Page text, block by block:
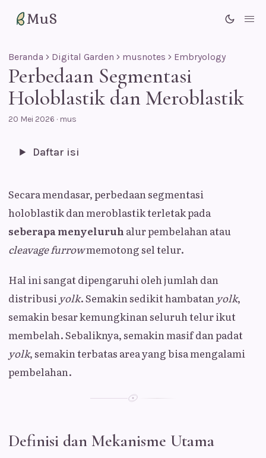
MuS
Beranda Digital Garden musnotes Embryology
Perbedaan Segmentasi
Holoblastik dan Meroblastik
20 Mei 2026 · mus
Daftar isi
Secara mendasar, perbedaan segmentasi
holoblastik dan meroblastik terletak pada
seberapa menyeluruh alur pembelahan atau
cleavage furrowmemotong sel telur.
Hal ini sangat dipengaruhi oleh jumlah dan
distribusi yolk. Semakin sedikit hambatan yolk,
semakin besar kemungkinan seluruh telur ikut
membelah. Sebaliknya, semakin masif dan padat
yolk, semakin terbatas area yang bisa mengalami
pembelahan.
Definisi dan Mekanisme Utama